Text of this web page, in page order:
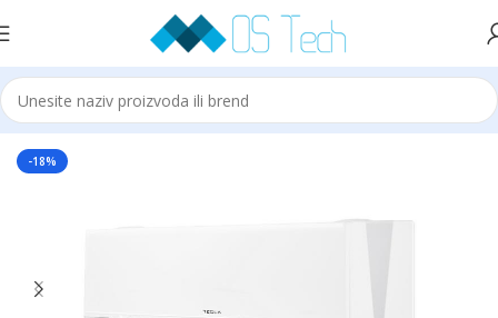
Početna Tesla
-18%